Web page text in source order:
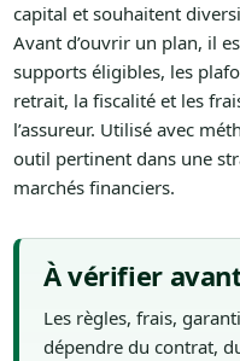
capital et souhaitent
Avant d’ouvrir un plan, il
supports éligibles, les
retrait, la fiscalité et les
l’assureur. Utilisé avec
outil pertinent dans une
marchés financiers.
À vérifier
Les règles, frais,
dépendre du contrat,